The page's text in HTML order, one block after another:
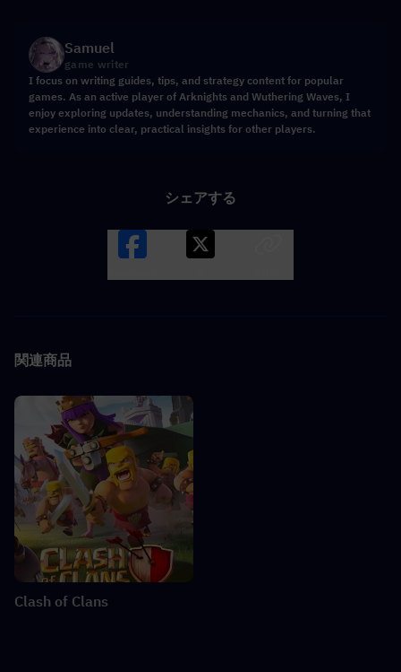
Samuel
game writer
I focus on writing guides, tips, and strategy content for popular
games. As an active player of Arknights and Wuthering Waves, I
enjoy exploring updates, understanding mechanics, and turning that
experience into clear, practical insights for other players.
シェアする
関連商品
Clash of Clans